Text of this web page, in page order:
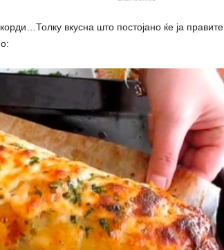
вкусна што постојано ќе ја правите